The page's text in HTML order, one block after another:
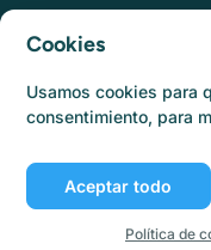
© Catermonkey
Política de privacidad
Cookies
Usamos cookies para
consentimiento, para
Aceptar todo
Política de